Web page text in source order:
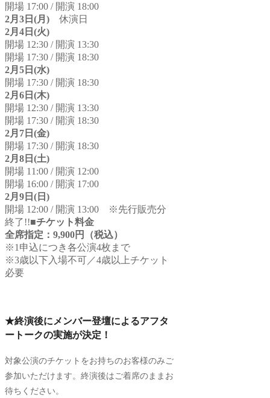
開場 17:00 / 開演 18:00
2月3日(月) 休演日
2月4日(火)
開場 12:30 / 開演 13:30
開場 17:30 / 開演 18:30
2月5日(水)
開場 17:30 / 開演 18:30
2月6日(木)
開場 12:30 / 開演 13:30
開場 17:30 / 開演 18:30
2月7日(金)
開場 17:30 / 開演 18:30
2月8日(土)
開場 11:00 / 開演 12:00
開場 16:00 / 開演 17:00
2月9日(日)
開場 12:00 / 開演 13:00 ※先行販売分
終了!!■チケット料金
全席指定：9,900円（税込）
※1申込につき各公演4枚まで
※3歳以下入場不可／4歳以上チケット
必要
★終演後にメンバー登壇によるアフタ
ートークの実施が決定！
対象公演のチケットをお持ちのお客様のみご
参加いただけます。終演後はご着席のままお
待ちください。